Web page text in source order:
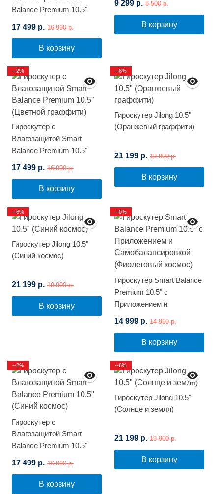
Balance Premium 10.5"
17 499 р. 16 990 р.
В корзину
9 299 р. 8 500 р.
В корзину
Гироскутер с
Влагозащитой Smart
Balance Premium 10.5"
17 499 р. 16 990 р.
В корзину
--2%
Гироскутер Jilong 10.5"
(Оранжевый граффити)
21 199 р. 19 900 р.
В корзину
--6%
Гироскутер Jilong 10.5"
(Синий космос)
21 199 р. 19 900 р.
В корзину
--6%
Гироскутер Smart Balance
Premium 10.5" с
Приложением и
(Фиолетовый космос)
14 999 р. 14 990 р.
В корзину
--0%
Гироскутер с
Влагозащитой Smart
Balance Premium 10.5"
17 499 р. 16 990 р.
В корзину
--2%
Гироскутер Jilong 10.5"
(Солнце и земля)
21 199 р. 19 900 р.
В корзину
--6%